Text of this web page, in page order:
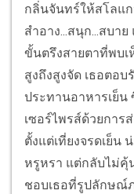
กลิ่นจันทร์ให้สโลแ
สำอาง...สนุก...สบา
ขั้นตรึงสายตาที่พบเ
สูงถึงสูงจัด เธอตอ
ประทานอาหารเย็น
เซอร์ไพรส์ด้วยการ
ตั้งแต่เที่ยงจรดเย็น
หรูหรา แต่กลับไม่คุ้
ชอบเธอที่รูปลักษณ์